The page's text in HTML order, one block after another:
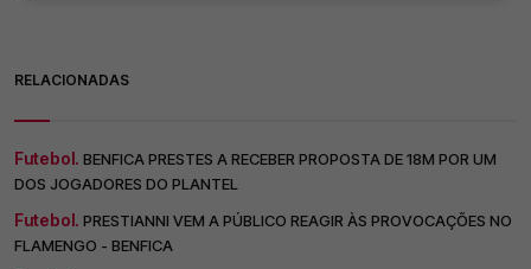
RELACIONADAS
Futebol. BENFICA PRESTES A RECEBER PROPOSTA DE 18M POR UM
DOS JOGADORES DO PLANTEL
Futebol. PRESTIANNI VEM A PÚBLICO REAGIR ÀS PROVOCAÇÕES NO
FLAMENGO - BENFICA